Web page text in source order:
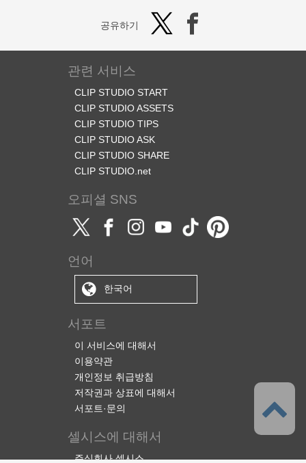
공유하기
관련 서비스
CLIP STUDIO START
CLIP STUDIO ASSETS
CLIP STUDIO TIPS
CLIP STUDIO ASK
CLIP STUDIO SHARE
CLIP STUDIO.net
오피셜 SNS
언어
한국어
서포트
이 서비스에 대해서
이용약관
개인정보 취급방침
저작권과 상표에 대해서
서포트·문의
셀시스에 대해서
주식회사 셀시스